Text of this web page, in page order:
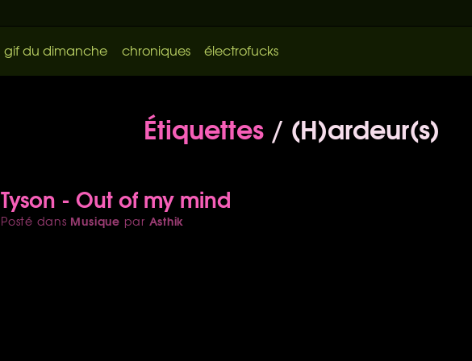
gif du dimanche chroniques électrofucks
Étiquettes/ (H)ardeur(s)
Tyson - Out of my mind
Posté dans Musique par Asthik